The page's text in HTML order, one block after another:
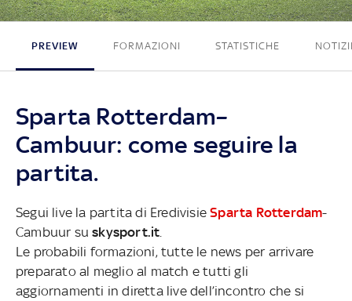
PREVIEW FORMAZIONI STATISTICHE
Sparta Rotterdam–
Cambuur: come seguire la
partita.
Segui live la partita di EredivisieSparta Rotterdam-
Cambuur suskysport.it
Le probabili formazioni, tutte le news per arrivare
preparato al meglio al match e tutti gli
aggiornamenti in diretta live dell’incontro che si